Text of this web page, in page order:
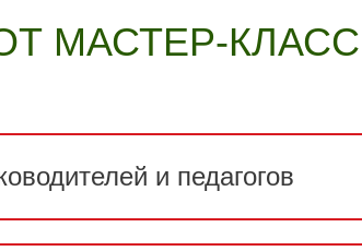
МАСТЕР-
и педагогов